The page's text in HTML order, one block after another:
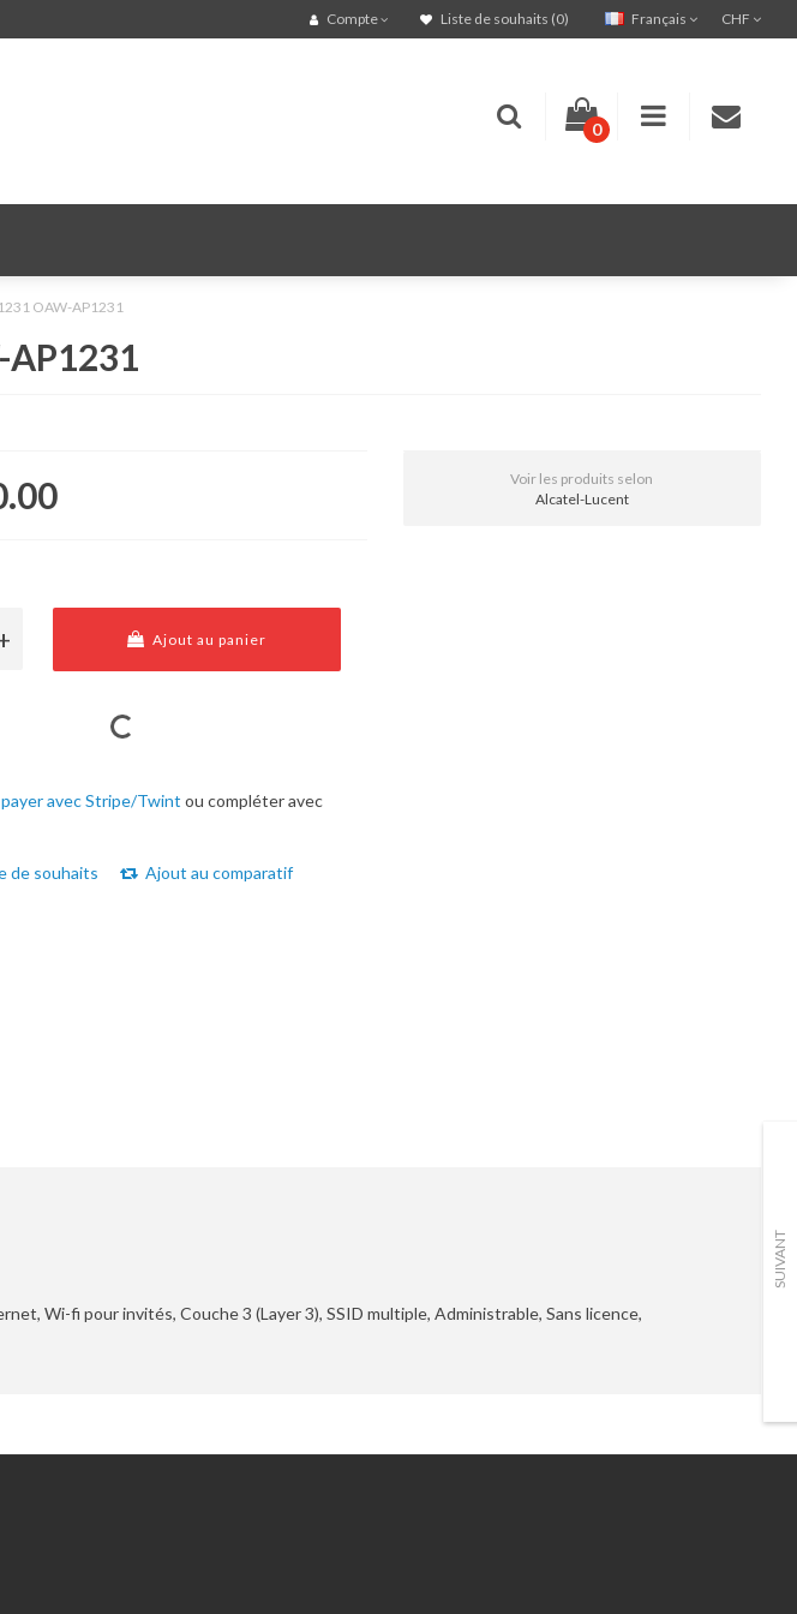
CHF
Français
Compte Liste de souhaits (0)
0
OAW-AP1231
SUIVANT
Ajout au panier
payer avec Stripe/Twint ou compléter avec
de souhaits Ajout au comparatif
Voir les produits selon
Alcatel-Lucent
Wi-fi pour invités, Couche 3 (Layer 3), SSID multiple, Administrable, Sans licence,